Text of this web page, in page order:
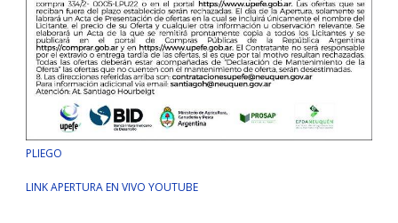
PLIEGO
LINK APERTURA EN VIVO YOUTUBE